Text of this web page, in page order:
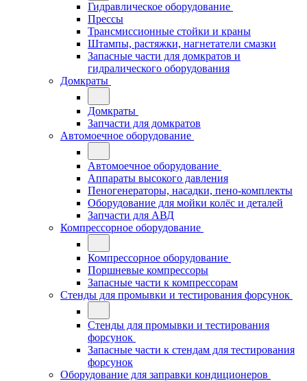
Гидравлическое оборудование
Прессы
Трансмиссионные стойки и краны
Штампы, растяжки, нагнетатели смазки
Запасные части для домкратов и
гидралического оборудования
Домкраты
Домкраты
Запчасти для домкратов
Автомоечное оборудование
Автомоечное оборудование
Аппараты высокого давления
Пеногенераторы, насадки, пено-комплекты
Оборудование для мойки колёс и деталей
Запчасти для АВД
Компрессорное оборудование
Компрессорное оборудование
Поршневые компрессоры
Запасные части к компрессорам
Стенды для промывки и тестирования форсунок
Стенды для промывки и тестирования
форсунок
Запасные части к стендам для тестирования
форсунок
Оборудование для заправки кондиционеров